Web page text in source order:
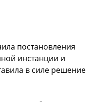
постановления
инстанции и
в силе решение